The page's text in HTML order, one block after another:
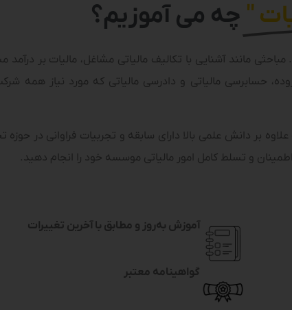
چه می آموزیم؟
مانند آشنایی با تکالیف مالیاتی مشاغل، مالیات بر درآمد
حسابرسی مالیاتی و دادرسی مالیاتی که مورد نیاز همه
بر دانش علمی بالا دارای سابقه و تجربیات فراوانی در
و تسلط کامل امور مالیاتی موسسه خود را انجام دهید.
آموزش به‌روز و مطابق با آخرین تغییرات
گواهینامه معتبر